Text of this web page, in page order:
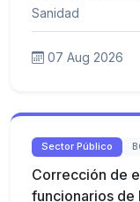
Sanidad
07 Aug 2026
Sector Público
Corrección de
funcionarios de